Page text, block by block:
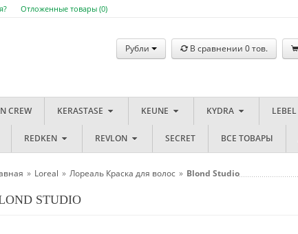
Отложенные товары (0)
Рубли В сравнении 0тов.
CREW KERASTASE KEUNE KYDRA LEBEL
REDKEN REVLON SECRET ВСЕ ТОВАРЫ
» Loreal » Лореаль Краска для волос » Blond Studio
STUDIO